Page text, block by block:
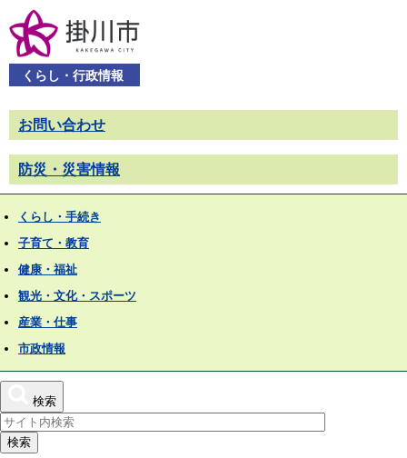
くらし・行政情報
お問い合わせ
防災・災害情報
くらし・手続き
子育て・教育
健康・福祉
観光・文化・スポーツ
産業・仕事
市政情報
検索
検索